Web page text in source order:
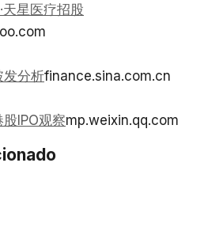
星医疗招股
发分析finance.sina.com.cn
股IPO观察mp.weixin.qq.com